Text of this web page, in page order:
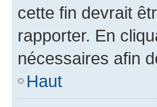
cette fin devrait
rapporter. En
nécessaires afin
Haut